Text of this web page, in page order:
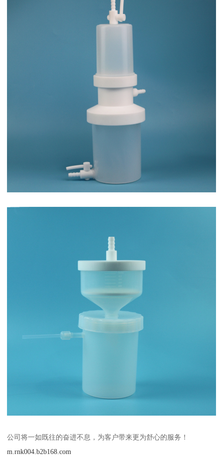
公司将一如既往的奋进不息，为客户带来更为舒心的服务！
m.rnk004.b2b168.com